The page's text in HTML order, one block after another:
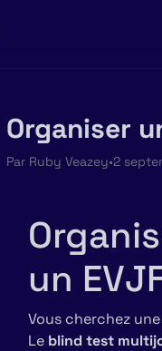
Organiser
Par Ruby Veazey•2
un
Vous cherchez
Le blind test